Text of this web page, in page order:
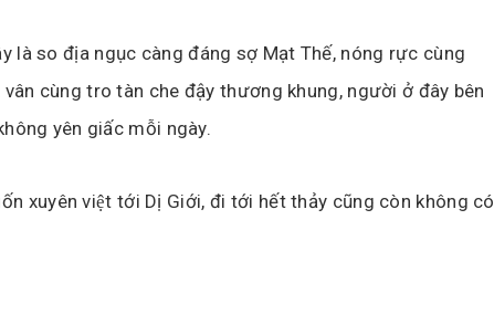
là so địa ngục càng đáng sợ Mạt Thế, nóng rực cùng
cùng tro tàn che đậy thương khung, người ở đây bên
yên giấc mỗi ngày.
xuyên việt tới Dị Giới, đi tới hết thảy cũng còn không có